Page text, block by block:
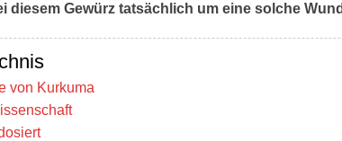
diesem Gewürz tatsächlich um eine solche
von Kurkuma